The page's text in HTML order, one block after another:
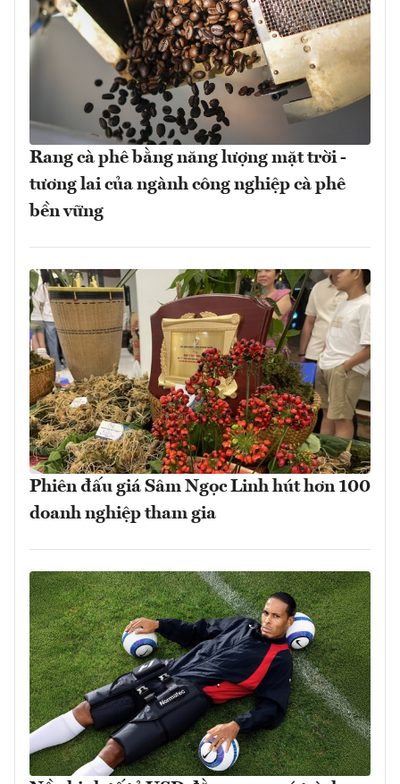
Rang cà phê bằng năng lượng mặt trời -
tương lai của ngành công nghiệp cà phê
bền vững
Phiên đấu giá Sâm Ngọc Linh hút hơn 100
doanh nghiệp tham gia